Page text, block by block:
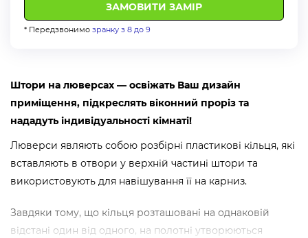
* Передзвонимо зранку з 8 до 9
Штори на люверсах — освіжать Ваш дизайн
приміщення, підкреслять віконний проріз та
нададуть індивідуальності кімнаті!
Люверси являють собою розбірні пластикові кільця, які
вставляють в отвори у верхній частині штори та
використовують для навішування її на карниз.
Завдяки тому, що кільця розташовані на однаковій
відстані один від одного, на полотні утворюються